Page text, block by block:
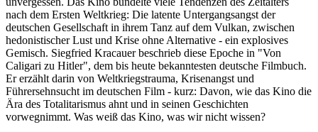
nach dem Ersten Weltkrieg: Die latente Untergangsangst der
deutschen Gesellschaft in ihrem Tanz auf dem Vulkan, zwischen
hedonistischer Lust und Krise ohne Alternative - ein explosives
Gemisch. Siegfried Kracauer beschrieb diese Epoche in "Von
Caligari zu Hitler", dem bis heute bekanntesten deutsche Filmbuch.
Er erzählt darin von Weltkriegstrauma, Krisenangst und
Führersehnsucht im deutschen Film - kurz: Davon, wie das Kino die
Ära des Totalitarismus ahnt und in seinen Geschichten
vorwegnimmt. Was weiß das Kino, was wir nicht wissen?